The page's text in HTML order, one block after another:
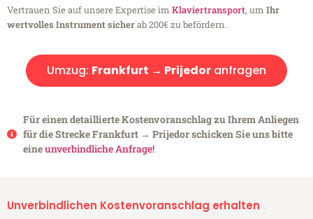
Vertrauen Sie auf unsere Expertise im Klaviertransport, um Ihr
wertvolles Instrument sicherab 200€ zu befördern.
Umzug: Frankfurt → Prijedor anfragen
Für einen detaillierte Kostenvoranschlag zu Ihrem Anliegen
für die Strecke Frankfurt → Prijedor schicken Sie uns bitte
eineunverbindliche Anfrage!
Unverbindlichen Kostenvoranschlag erhalten